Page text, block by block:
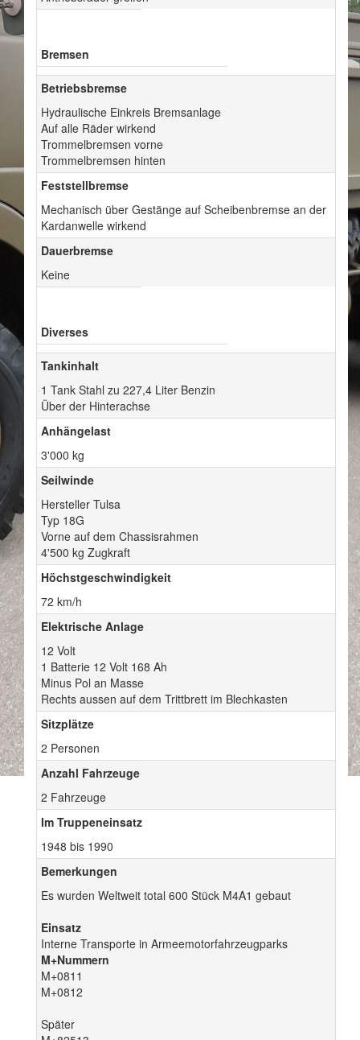
Bremsen
Betriebsbremse
Hydraulische Einkreis Bremsanlage
Auf alle Räder wirkend
Trommelbremsen vorne
Trommelbremsen hinten
Feststellbremse
Mechanisch über Gestänge auf Scheibenbremse an der
Kardanwelle wirkend
Dauerbremse
Keine
Diverses
Tankinhalt
1 Tank Stahl zu 227,4 Liter Benzin
Über der Hinterachse
Anhängelast
3'000 kg
Seilwinde
Hersteller Tulsa
Typ 18G
Vorne auf dem Chassisrahmen
4'500 kg Zugkraft
Höchstgeschwindigkeit
72 km/h
Elektrische Anlage
12 Volt
1 Batterie 12 Volt 168 Ah
Minus Pol an Masse
Rechts aussen auf dem Trittbrett im Blechkasten
Sitzplätze
2 Personen
Anzahl Fahrzeuge
2 Fahrzeuge
Im Truppeneinsatz
1948 bis 1990
Bemerkungen
Es wurden Weltweit total 600 Stück M4A1 gebaut
Einsatz
Interne Transporte in Armeemotorfahrzeugparks
M+Nummern
M+0811
M+0812
Später